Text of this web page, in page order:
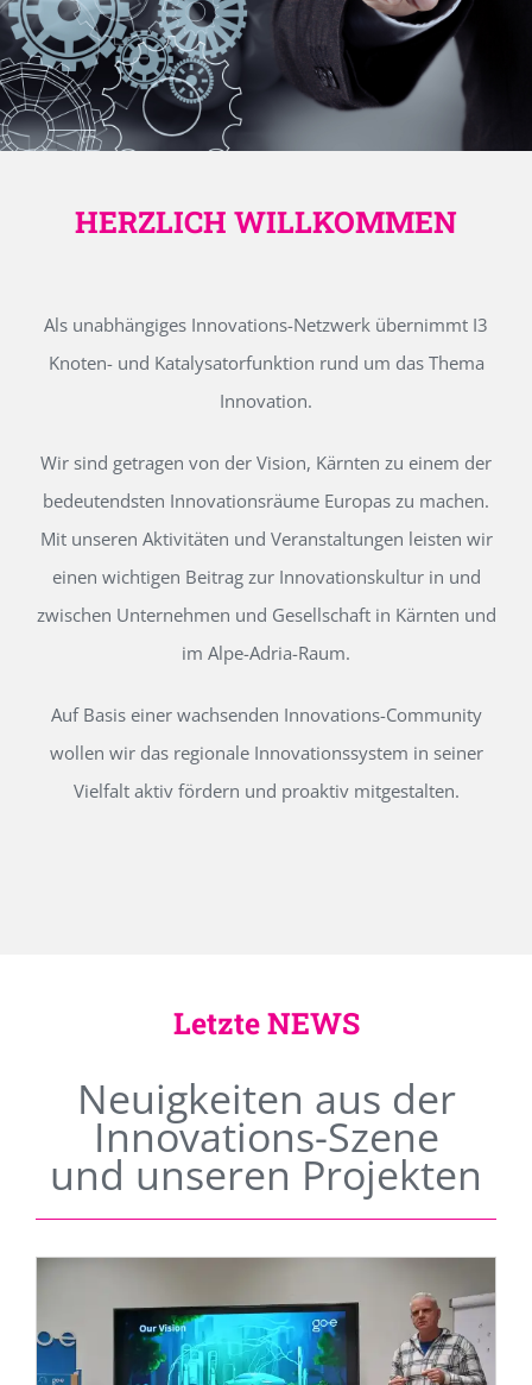
HERZLICH WILLKOMMEN
Als unabhängiges Innovations-Netzwerk übernimmt I3
Knoten- und Katalysatorfunktion rund um das Thema
Innovation.
Wir sind getragen von der Vision, Kärnten zu einem der
bedeutendsten Innovationsräume Europas zu machen.
Mit unseren Aktivitäten und Veranstaltungen leisten wir
einen wichtigen Beitrag zur Innovationskultur in und
zwischen Unternehmen und Gesellschaft in Kärnten und
im Alpe-Adria-Raum.
Auf Basis einer wachsenden Innovations-Community
wollen wir das regionale Innovationssystem in seiner
Vielfalt aktiv fördern und proaktiv mitgestalten.
Letzte NEWS
Neuigkeiten aus der
Innovations-Szene
und unseren Projekten